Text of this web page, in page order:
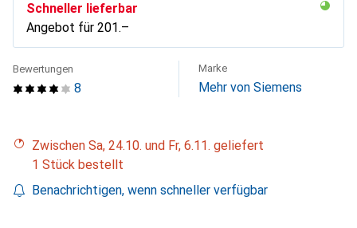
Schneller lieferbar
Angebot für CHF
201.–
8
Bewertungen Marke
Mehr von Siemens
Zwischen Sa, 24.10. und Fr, 6.11. geliefert
1 Stück bestellt
Benachrichtigen, wenn schneller verfügbar